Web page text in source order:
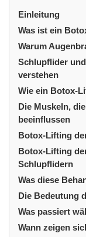
Einleitung
Was ist ein
Warum
Schlupflider
verstehen
Wie ein Botox-
Die Muskeln,
beeinflussen
Botox-Lifting
Botox-Lifting
Schlupflidern
Was diese
Die Bedeutung
Was passiert
Wann zeigen